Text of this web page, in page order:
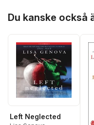
Du kanske också
Left Neglected